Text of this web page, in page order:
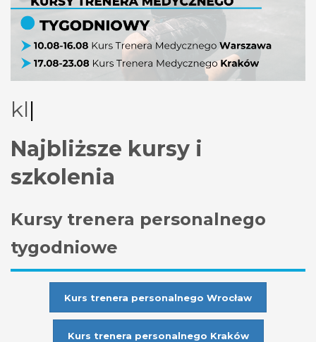
kliknij
Najbliższe kursy i
szkolenia
Kursy trenera personalnego
tygodniowe
Kurs trenera personalnego Wrocław
Kurs trenera personalnego Kraków